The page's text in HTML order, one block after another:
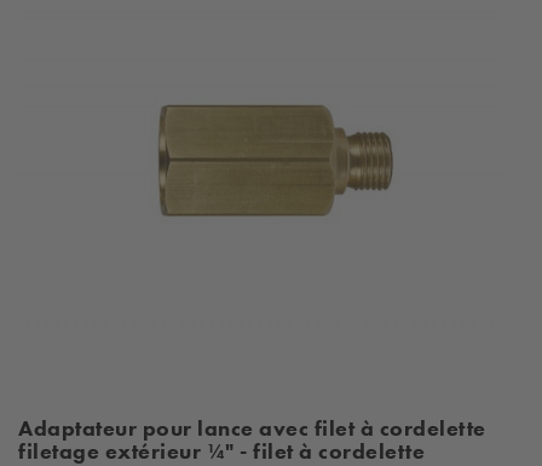
Adaptateur pour lance avec filet à cordelette
filetage extérieur ¼" - filet à cordelette